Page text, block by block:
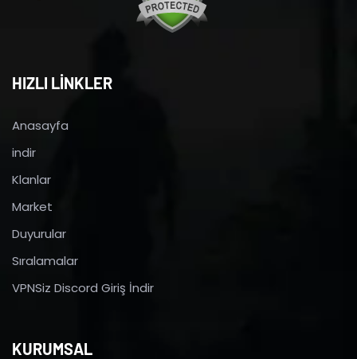
HIZLI LİNKLER
Anasayfa
indir
Klanlar
Market
Duyurular
Sıralamalar
VPNSiz Discord Giriş İndir
KURUMSAL